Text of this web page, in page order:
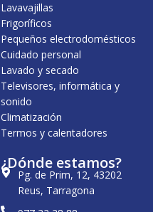
Lavavajillas
Frigoríficos
Pequeños electrodomésticos
Cuidado personal
Lavado y secado
Televisores, informática y
sonido
Climatización
Termos y calentadores
¿Dónde estamos?
Pg. de Prim, 12, 43202
Reus, Tarragona